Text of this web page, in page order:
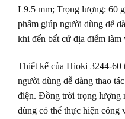
L9.5 mm; Trọng lượng: 60
phẩm giúp người dùng dễ
khi đến bất cứ địa điểm làm
Thiết kế của Hioki 3244-60
người dùng dễ dàng thao
điện. Đồng trời trọng lượng
dùng có thể thực hiện công